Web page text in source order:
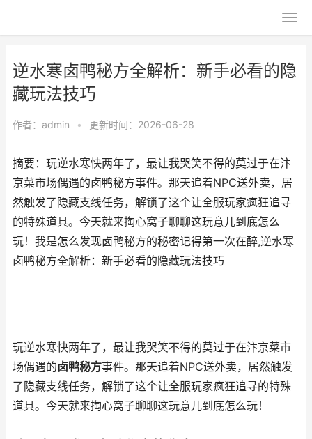
逆水寒卤鸭秘方全解析：新手必看的隐
藏玩法技巧
作者： admin • 更新时间：2026-06-28
摘要：玩逆水寒快两年了，最让我哭笑不得的莫过于在汴
京菜市场偶遇的卤鸭秘方事件。那天追着NPC送外卖，居
然触发了隐藏支线任务，解锁了这个让全服玩家疯狂追寻
的特殊道具。今天就来掏心窝子聊聊这玩意儿到底怎么
玩！我是怎么发现卤鸭秘方的秘密记得第一次在醉,逆水寒
卤鸭秘方全解析：新手必看的隐藏玩法技巧
玩逆水寒快两年了，最让我哭笑不得的莫过于在汴京菜市
场偶遇的卤鸭秘方事件。那天追着NPC送外卖，居然触发
了隐藏支线任务，解锁了这个让全服玩家疯狂追寻的特殊
道具。今天就来掏心窝子聊聊这玩意儿到底怎么玩！